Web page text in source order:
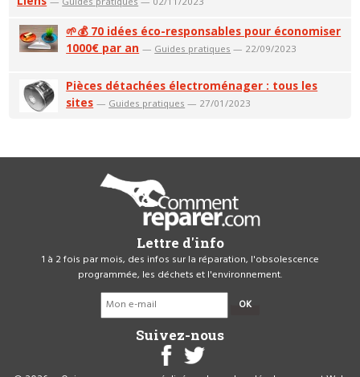
🌱💰 70 idées éco-responsables pour économiser
1000€ par an — Guides pratiques — 22/09/2023
Pièces détachées électroménager : tous les
sites — Guides pratiques — 27/01/2023
Lettre d'info
1 à 2 fois par mois, des infos sur la réparation, l'obsolescence
programmée, les déchets et l'environnement.
OK
Suivez-nous